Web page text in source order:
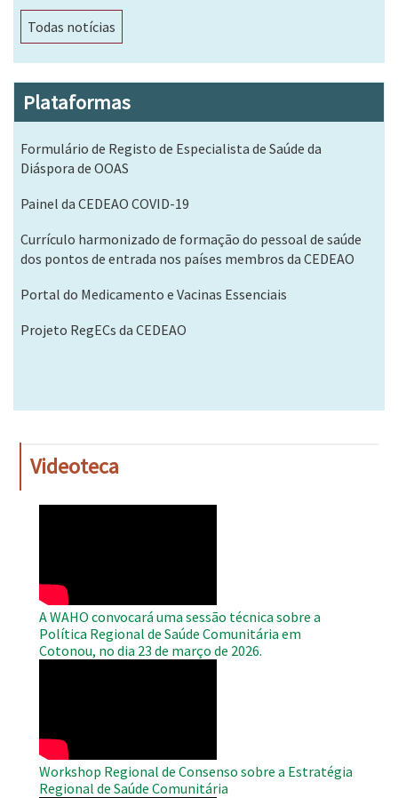
Todas notícias
Plataformas
Formulário de Registo de Especialista de Saúde da
Diáspora de OOAS
Painel da CEDEAO COVID-19
Currículo harmonizado de formação do pessoal de saúde
dos pontos de entrada nos países membros da CEDEAO
Portal do Medicamento e Vacinas Essenciais
Projeto RegECs da CEDEAO
Videoteca
A WAHO convocará uma sessão técnica sobre a
Política Regional de Saúde Comunitária em
Cotonou, no dia 23 de março de 2026.
Workshop Regional de Consenso sobre a Estratégia
Regional de Saúde Comunitária